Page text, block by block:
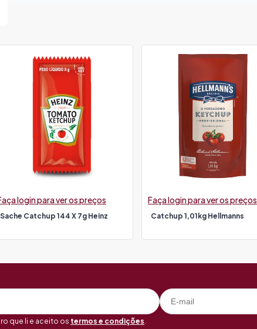
Sache Catchup 144 X 7g Heinz
login para ver os preços
Catchup 1,01kg Hellmanns
Faça login para ver os preços
que li e aceito os termos e condições.